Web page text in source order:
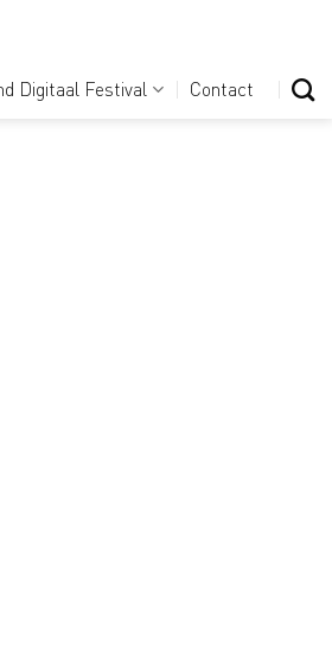
Digitaal Festival Contact